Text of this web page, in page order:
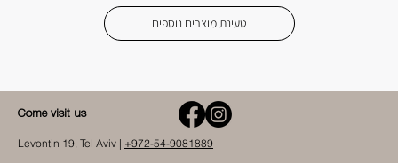
טעינת מוצרים נוספים
Come visit us
Levontin 19, Tel Aviv | +972-54-9081889